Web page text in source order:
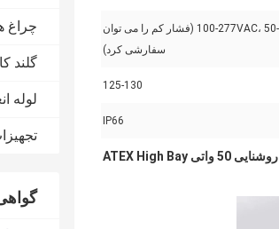
چراغ
گلند
لوله
100-277VAC، 50-60HZ (فشار کم را می توان
سفارشی کرد)
125-130
IP66
روشنایی 50 واتی ATEX High Bay